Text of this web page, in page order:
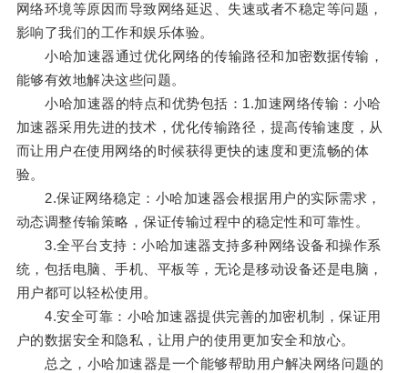
网络环境等原因而导致网络延迟、失速或者不稳定等问题，
影响了我们的工作和娱乐体验。
小哈加速器通过优化网络的传输路径和加密数据传输，
能够有效地解决这些问题。
小哈加速器的特点和优势包括：1.加速网络传输：小哈
加速器采用先进的技术，优化传输路径，提高传输速度，从
而让用户在使用网络的时候获得更快的速度和更流畅的体
验。
2.保证网络稳定：小哈加速器会根据用户的实际需求，
动态调整传输策略，保证传输过程中的稳定性和可靠性。
3.全平台支持：小哈加速器支持多种网络设备和操作系
统，包括电脑、手机、平板等，无论是移动设备还是电脑，
用户都可以轻松使用。
4.安全可靠：小哈加速器提供完善的加密机制，保证用
户的数据安全和隐私，让用户的使用更加安全和放心。
总之，小哈加速器是一个能够帮助用户解决网络问题的